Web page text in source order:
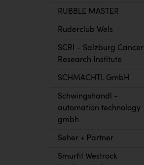
RUBBLE MASTER
Ruderclub Wels
SCRI - Salzburg Cancer
Research Institute
SCHMACHTL GmbH
Schwingshandl -
automation technology
gmbh
Seher + Partner
Smurfit Westrock